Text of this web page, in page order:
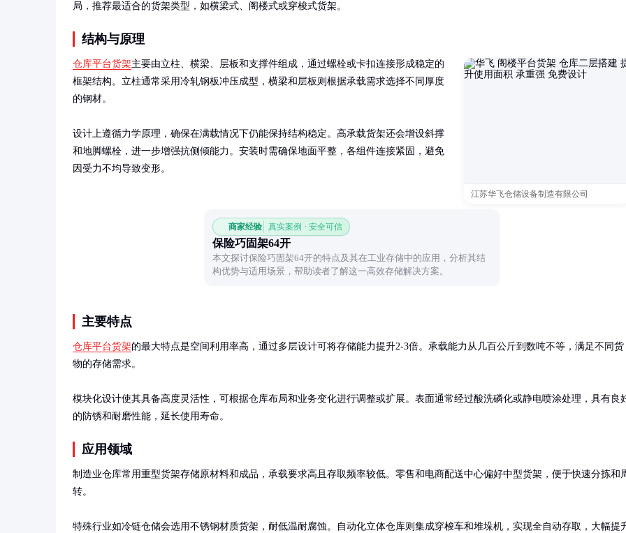
局，推荐最适合的货架类型，如横梁式、阁楼式或穿梭式货架。
结构与原理
江苏华飞仓储设备制造有限公司
仓库平台货架主要由立柱、横梁、层板和支撑件组成，通过螺栓或卡扣连接形成稳定的
框架结构。立柱通常采用冷轧钢板冲压成型，横梁和层板则根据承载需求选择不同厚度
的钢材。
设计上遵循力学原理，确保在满载情况下仍能保持结构稳定。高承载货架还会增设斜撑
和地脚螺栓，进一步增强抗侧倾能力。安装时需确保地面平整，各组件连接紧固，避免
因受力不均导致变形。
商家经验 真实案例 · 安全可信
保险巧固架64开
本文探讨保险巧固架64开的特点及其在工业存储中的应用，分析其结
构优势与适用场景，帮助读者了解这一高效存储解决方案。
主要特点
仓库平台货架的最大特点是空间利用率高，通过多层设计可将存储能力提升2-3倍。承载能力从几百公斤到数吨不等，满足不同货
物的存储需求。
模块化设计使其具备高度灵活性，可根据仓库布局和业务变化进行调整或扩展。表面通常经过酸洗磷化或静电喷涂处理，具有良
的防锈和耐磨性能，延长使用寿命。
应用领域
制造业仓库常用重型货架存储原材料和成品，承载要求高且存取频率较低。零售和电商配送中心偏好中型货架，便于快速分拣和
转。
特殊行业如冷链仓储会选用不锈钢材质货架，耐低温耐腐蚀。自动化立体仓库则集成穿梭车和堆垛机，实现全自动存取，大幅提